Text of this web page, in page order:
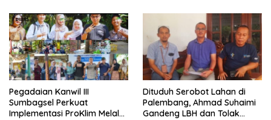
Pegadaian Kanwil III
Sumbagsel Perkuat
Implementasi ProKlim Melalui
Dituduh Serobot Lahan di
Palembang, Ahmad Suhaimi
Gandeng LBH dan Tolak